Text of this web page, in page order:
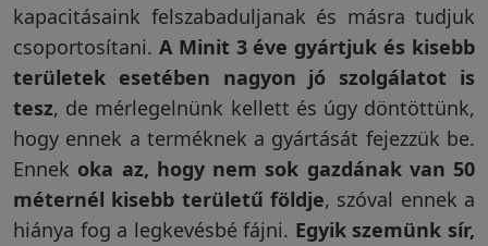
Vakondriasztás
Villanypásztor
Napelem
kapacitásaink felszabaduljanak és másra tudjuk
csoportosítani. A Minit 3 éve gyártjuk és kisebb
területek esetében nagyon jó szolgálatot is
tesz, de mérlegelnünk kellett és úgy döntöttünk,
hogy ennek a terméknek a gyártását fejezzük be.
Ennek oka az, hogy nem sok gazdának van 50
méternél kisebb területű földje, szóval ennek a
hiánya fog a legkevésbé fájni. Egyik szemünk sír,